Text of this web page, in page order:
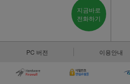
지금바로
전화하기
PC 버전 이용안내